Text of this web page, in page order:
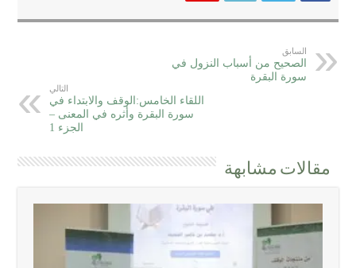
السابق
الصحيح من أسباب النزول في
سورة البقرة
التالي
اللقاء الخامس:الوقف والابتداء في
سورة البقرة وأثره في المعنى –
الجزء 1
مقالات مشابهة